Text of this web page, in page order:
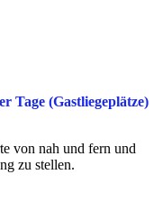
Tage (Gastliegeplätze)
von nah und fern und
zu stellen.